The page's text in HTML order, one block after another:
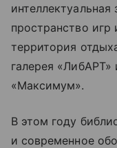
пространство игр
территория
галерея
«Максимум».
В этом году
и современное